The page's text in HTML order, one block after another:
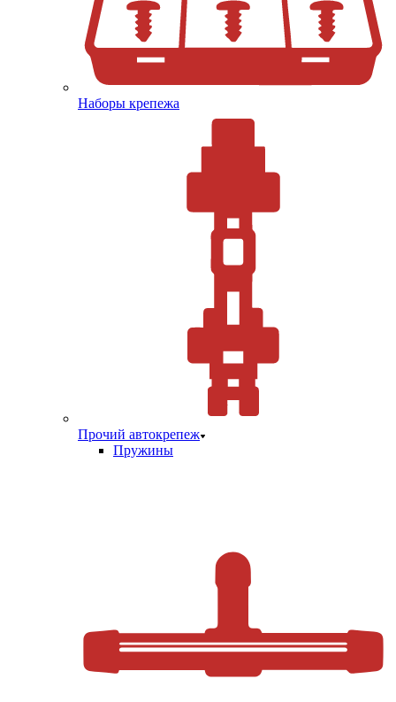
Наборы крепежа
Прочий автокрепеж
Пружины